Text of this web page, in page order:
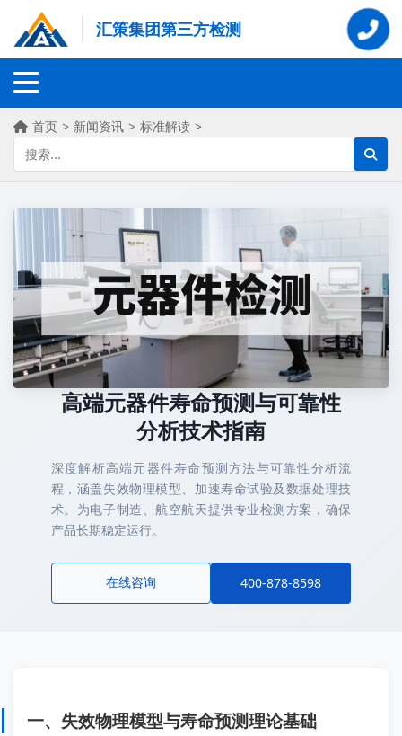
汇策集团第三方检测
首页 > 新闻资讯 > 标准解读 >
高端元器件寿命预测与可靠性
分析技术指南
深度解析高端元器件寿命预测方法与可靠性分析流
程，涵盖失效物理模型、加速寿命试验及数据处理技
术。为电子制造、航空航天提供专业检测方案，确保
产品长期稳定运行。
在线咨询 400-878-8598
一、失效物理模型与寿命预测理论基础